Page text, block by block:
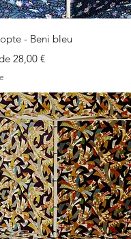
Aperçu rapide
- Beni bleu
28,00 €